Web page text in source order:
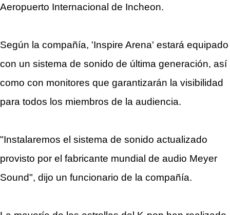
Aeropuerto Internacional de Incheon.
Según la compañía, 'Inspire Arena' estará equipado
con un sistema de sonido de última generación, así
como con monitores que garantizarán la visibilidad
para todos los miembros de la audiencia.
"Instalaremos el sistema de sonido actualizado
provisto por el fabricante mundial de audio Meyer
Sound", dijo un funcionario de la compañía.